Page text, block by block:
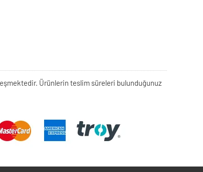
Ürünlerin teslim süreleri bulunduğunuz